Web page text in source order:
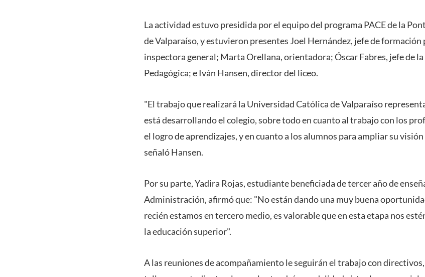
La actividad estuvo presidida por el equipo del programa PACE de la
de Valparaíso, y estuvieron presentes Joel Hernández, jefe de
inspectora general; Marta Orellana, orientadora; Óscar Fabres, jefe de
Pedagógica; e Iván Hansen, director del liceo.
"El trabajo que realizará la Universidad Católica de Valparaíso
está desarrollando el colegio, sobre todo en cuanto al trabajo con los
el logro de aprendizajes, y en cuanto a los alumnos para ampliar su
señaló Hansen.
Por su parte, Yadira Rojas, estudiante beneficiada de tercer año de
Administración, afirmó que: "No están dando una muy buena
recién estamos en tercero medio, es valorable que en esta etapa nos
la educación superior".
A las reuniones de acompañamiento le seguirán el trabajo con